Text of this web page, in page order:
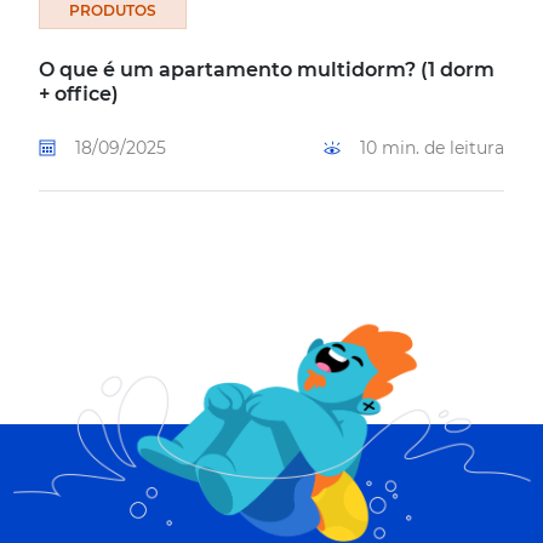
PRODUTOS
O que é um apartamento multidorm? (1 dorm
+ office)
18/09/2025 10 min. de leitura